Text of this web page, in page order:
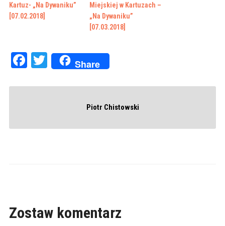
Kartuz- „Na Dywaniku”
[07.02.2018]
Miejskiej w Kartuzach –
„Na Dywaniku”
[07.03.2018]
Facebook
Twitter
Share
Piotr Chistowski
Zostaw komentarz